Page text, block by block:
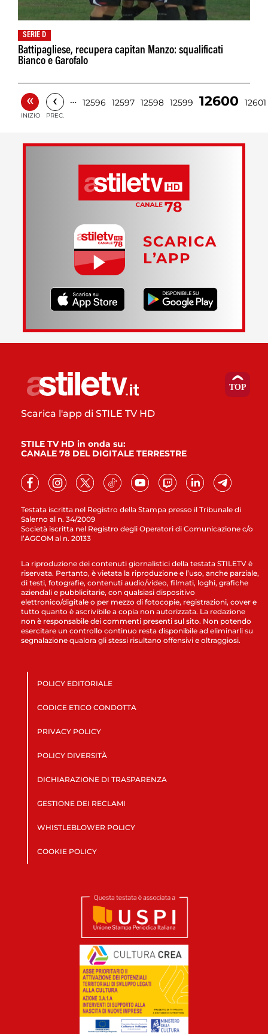
SERIE D
Battipagliese, recupera capitan Manzo: squalificati
Bianco e Garofalo
«
INIZIO
‹
PREC.
… 12596 12597 12598 12599 12600 12601
SCARICA
L’APP
Testata iscritta nel Registro della Stampa presso il Tribunale di
Salerno al n. 34/2009
Società iscritta nel Registro degli Operatori di Comunicazione c/o
l’AGCOM al n. 20133
Scarica l'app di STILE TV HD
STILE TV HD in onda su:
CANALE 78 DEL DIGITALE TERRESTRE
La riproduzione dei contenuti giornalistici della testata STILETV è
riservata. Pertanto, è vietata la riproduzione e l’uso, anche parziale,
di testi, fotografie, contenuti audio/video, filmati, loghi, grafiche
aziendali e pubblicitarie, con qualsiasi dispositivo
elettronico/digitale o per mezzo di fotocopie, registrazioni, cover e
tutto quanto è ascrivibile a copia non autorizzata. La redazione
non è responsabile dei commenti presenti sul sito. Non potendo
esercitare un controllo continuo resta disponibile ad eliminarli su
segnalazione qualora gli stessi risultano offensivi e oltraggiosi.
POLICY EDITORIALE
CODICE ETICO CONDOTTA
PRIVACY POLICY
POLICY DIVERSITÀ
DICHIARAZIONE DI TRASPARENZA
GESTIONE DEI RECLAMI
WHISTLEBLOWER POLICY
COOKIE POLICY